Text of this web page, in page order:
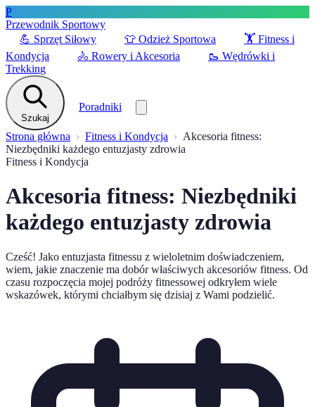
P
Przewodnik Sportowy
💪 Sprzęt Siłowy 👕 Odzież Sportowa 🏋️ Fitness i
Kondycja
🚴 Rowery i Akcesoria 🥾 Wędrówki i
Trekking
Szukaj
Poradniki
Strona główna Fitness i Kondycja
Akcesoria fitness:
Niezbędniki każdego entuzjasty zdrowia
Fitness i Kondycja
Akcesoria fitness: Niezbędniki
każdego entuzjasty zdrowia
Cześć! Jako entuzjasta fitnessu z wieloletnim doświadczeniem,
wiem, jakie znaczenie ma dobór właściwych akcesoriów fitness. Od
czasu rozpoczęcia mojej podróży fitnessowej odkryłem wiele
wskazówek, którymi chciałbym się dzisiaj z Wami podzielić.